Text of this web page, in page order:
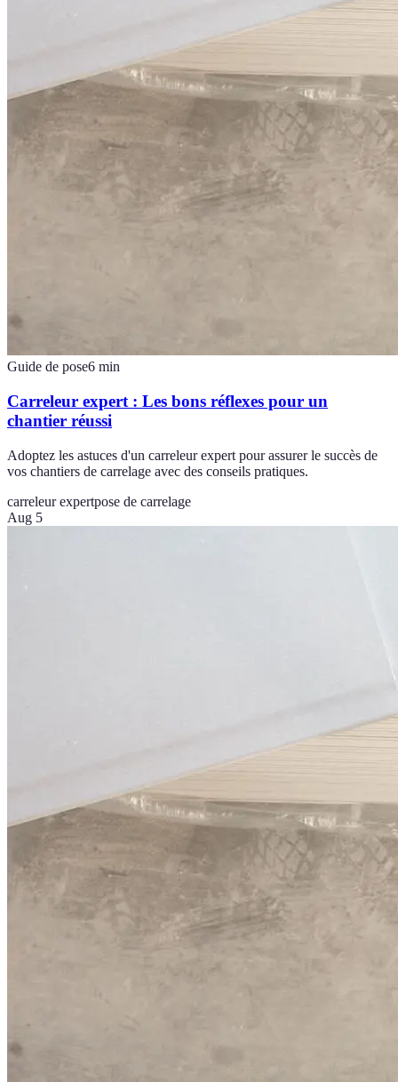
Guide de pose6 min
Carreleur expert : Les bons réflexes pour un
chantier réussi
Adoptez les astuces d'un carreleur expert pour assurer le succès de
vos chantiers de carrelage avec des conseils pratiques.
carreleur expertpose de carrelage
Aug 5